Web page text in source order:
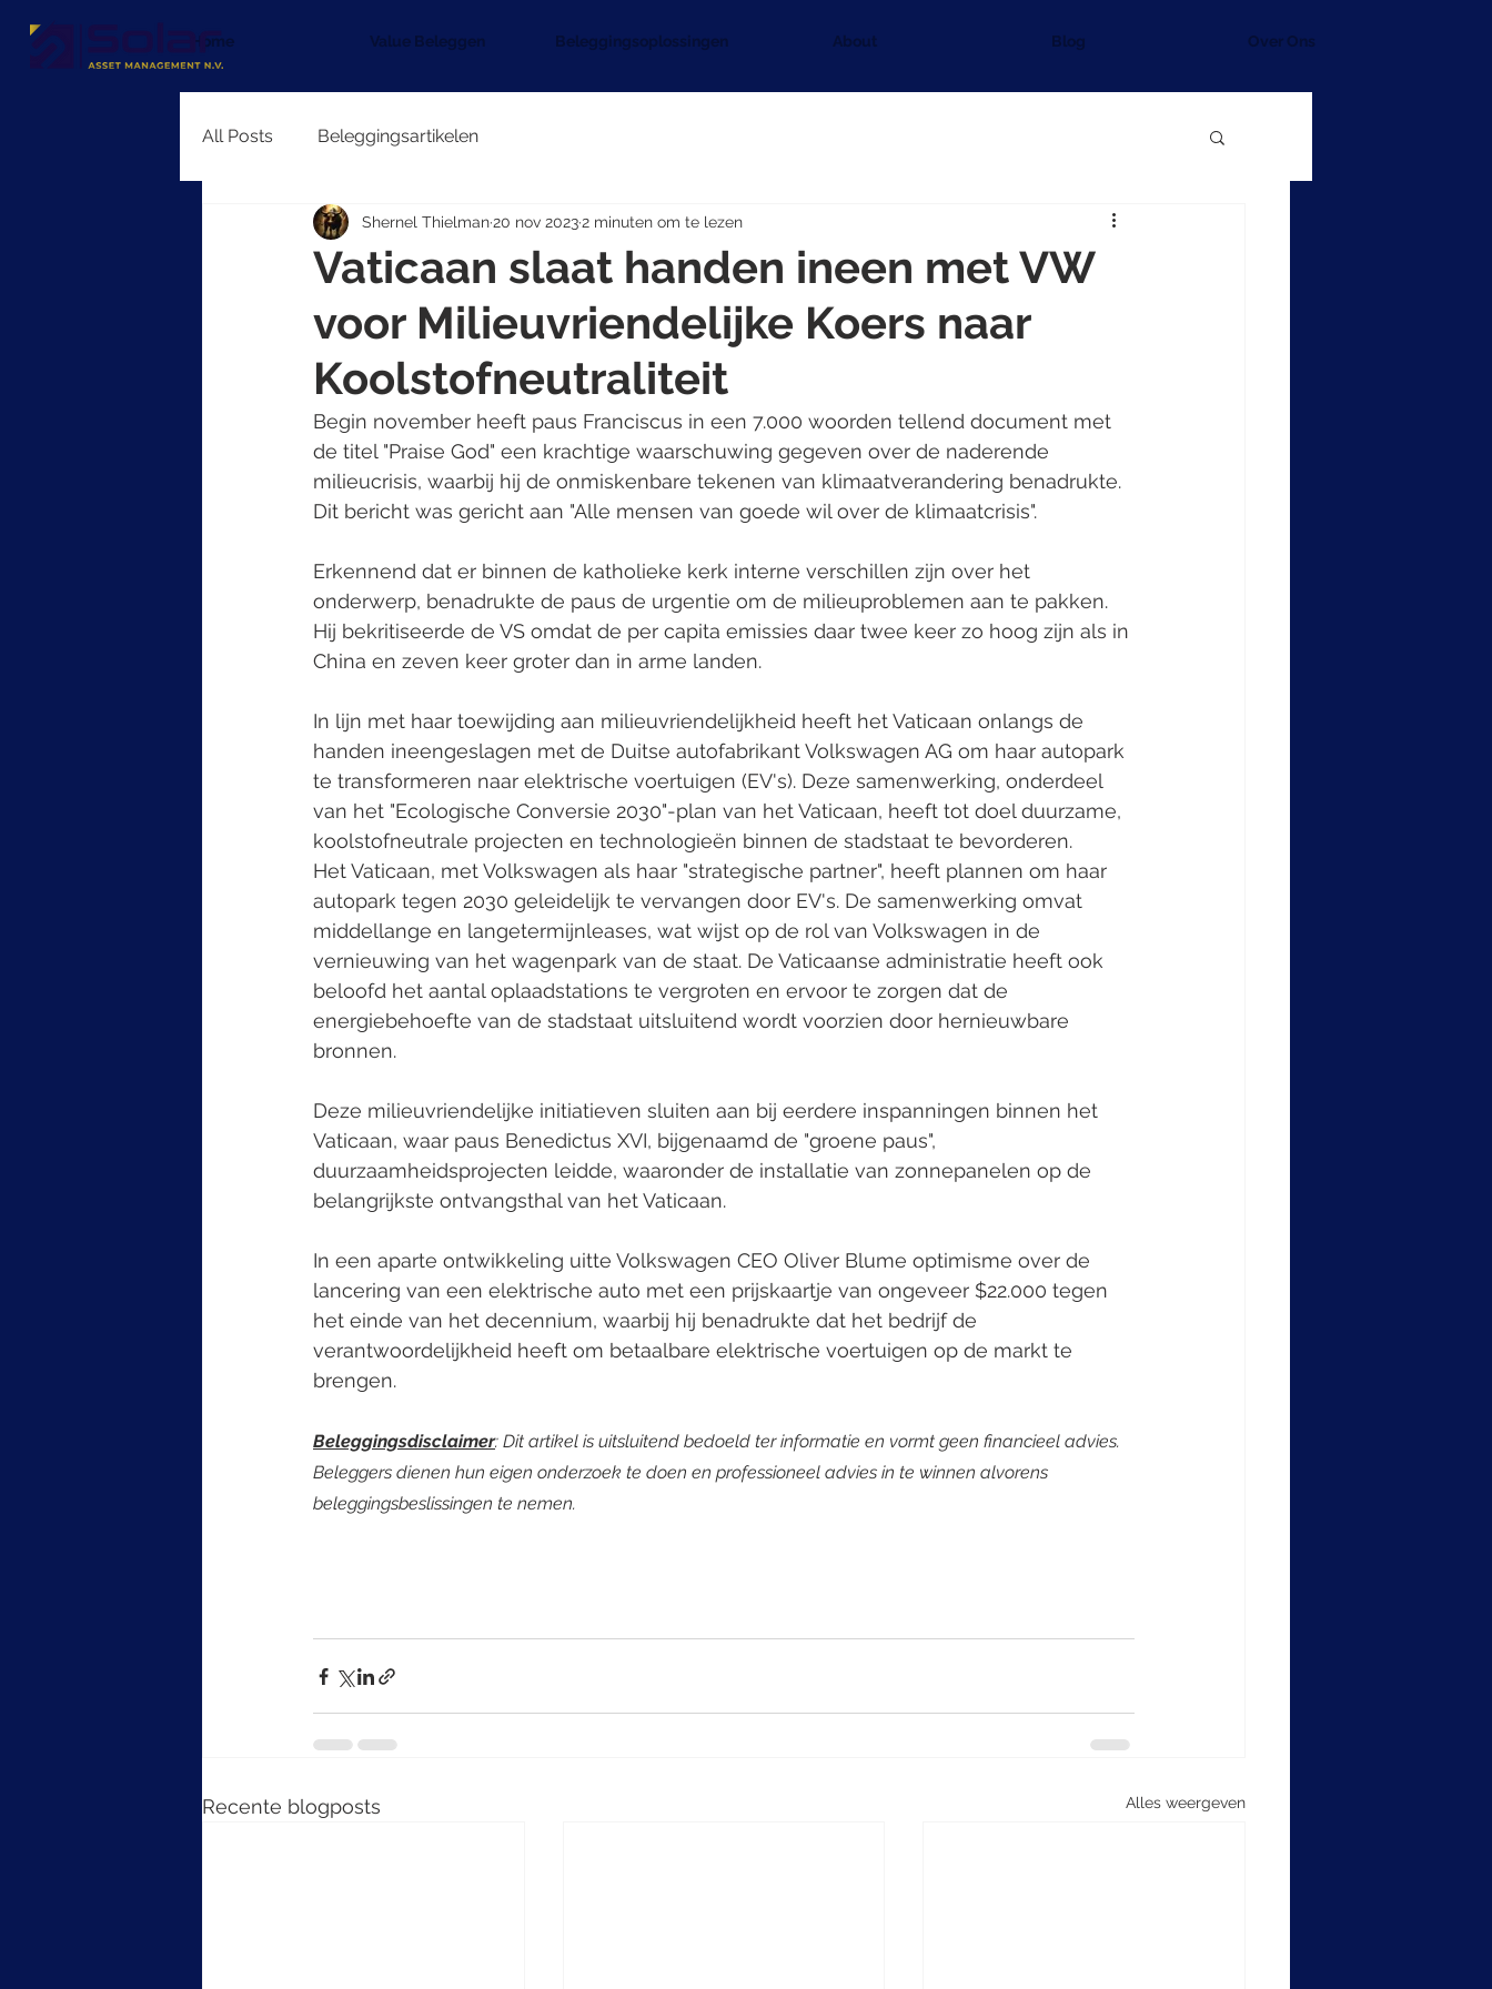
Home Value Beleggen Beleggingsoplossingen About Blog Over Ons
All Posts Beleggingsartikelen
Vaticaan slaat handen ineen met VW
voor Milieuvriendelijke Koers naar
Koolstofneutraliteit
Shernel Thielman20 nov 20232 minuten om te lezen
Begin november heeft paus Franciscus in een 7.000 woorden tellend document met
de titel "Praise God" een krachtige waarschuwing gegeven over de naderende
milieucrisis, waarbij hij de onmiskenbare tekenen van klimaatverandering benadrukte.
Dit bericht was gericht aan "Alle mensen van goede wil over de klimaatcrisis".
Erkennend dat er binnen de katholieke kerk interne verschillen zijn over het
onderwerp, benadrukte de paus de urgentie om de milieuproblemen aan te pakken.
Hij bekritiseerde de VS omdat de per capita emissies daar twee keer zo hoog zijn als in
China en zeven keer groter dan in arme landen.
In lijn met haar toewijding aan milieuvriendelijkheid heeft het Vaticaan onlangs de
handen ineengeslagen met de Duitse autofabrikant Volkswagen AG om haar autopark
te transformeren naar elektrische voertuigen (EV's). Deze samenwerking, onderdeel
van het "Ecologische Conversie 2030"-plan van het Vaticaan, heeft tot doel duurzame,
koolstofneutrale projecten en technologieën binnen de stadstaat te bevorderen.
Het Vaticaan, met Volkswagen als haar "strategische partner", heeft plannen om haar
autopark tegen 2030 geleidelijk te vervangen door EV's. De samenwerking omvat
middellange en langetermijnleases, wat wijst op de rol van Volkswagen in de
vernieuwing van het wagenpark van de staat. De Vaticaanse administratie heeft ook
beloofd het aantal oplaadstations te vergroten en ervoor te zorgen dat de
energiebehoefte van de stadstaat uitsluitend wordt voorzien door hernieuwbare
bronnen.
Deze milieuvriendelijke initiatieven sluiten aan bij eerdere inspanningen binnen het
Vaticaan, waar paus Benedictus XVI, bijgenaamd de "groene paus",
duurzaamheidsprojecten leidde, waaronder de installatie van zonnepanelen op de
belangrijkste ontvangsthal van het Vaticaan.
In een aparte ontwikkeling uitte Volkswagen CEO Oliver Blume optimisme over de
lancering van een elektrische auto met een prijskaartje van ongeveer $22.000 tegen
het einde van het decennium, waarbij hij benadrukte dat het bedrijf de
verantwoordelijkheid heeft om betaalbare elektrische voertuigen op de markt te
brengen.
Beleggingsdisclaimer: Dit artikel is uitsluitend bedoeld ter informatie en vormt geen financieel advies.
Beleggers dienen hun eigen onderzoek te doen en professioneel advies in te winnen alvorens
beleggingsbeslissingen te nemen.
Recente blogposts Alles weergeven